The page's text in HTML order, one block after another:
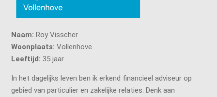
Naam: Roy Visscher
Woonplaats: Vollenhove
Leeftijd: 35 jaar
In het dagelijks leven ben ik erkend financieel adviseur op
gebied van particulier en zakelijke relaties. Denk aan